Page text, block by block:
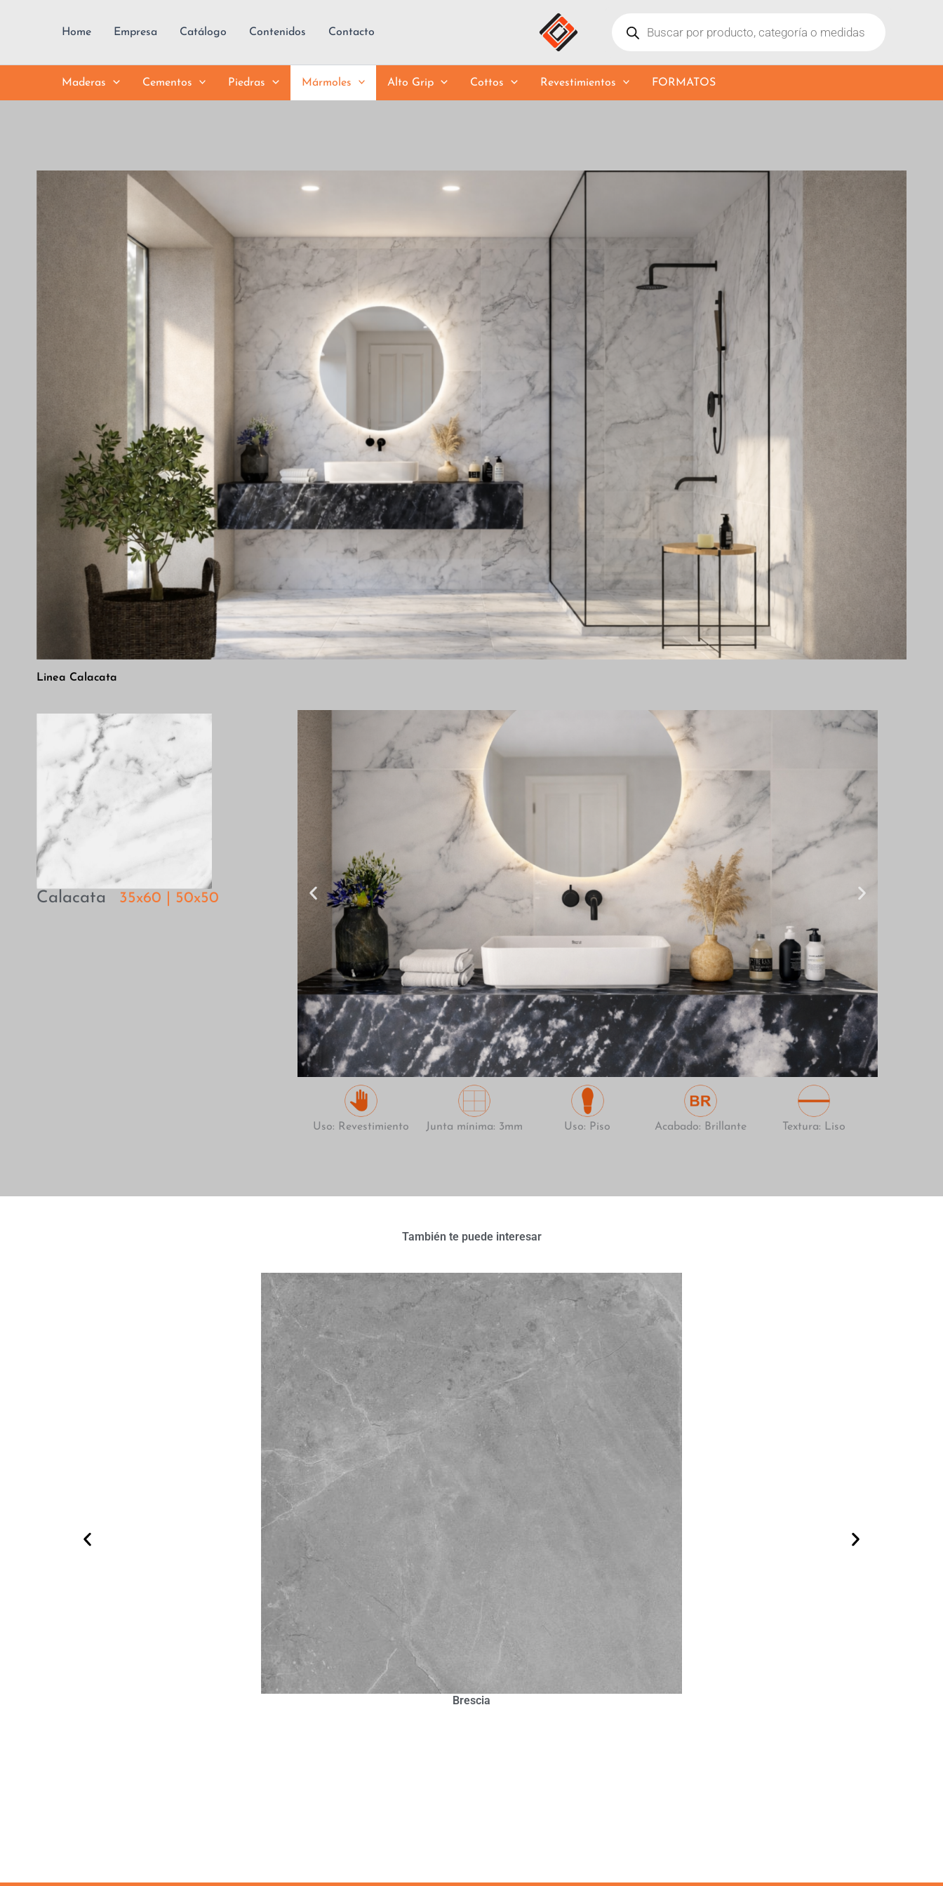
Home Empresa Catálogo Contenidos Contacto
search
Maderas Cementos Piedras Mármoles Alto Grip Cottos Revestimientos FORMATOS
Linea Calacata
Calacata 35x60 | 50x50
Uso: Revestimiento Junta mínima: 3mm Uso: Piso Acabado: Brillante Textura: Liso
También te puede interesar
Brescia